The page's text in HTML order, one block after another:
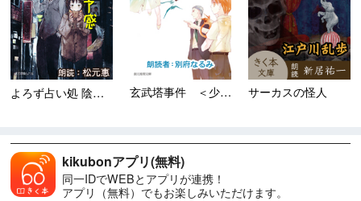
よろず占い処 陰陽屋あらし... 玄武塔事件 ＜少年探偵・狩野... サーカスの怪人
kikubonアプリ(無料)
同一IDでWEBとアプリが連携！
アプリ（無料）でもお楽しみいただけます。